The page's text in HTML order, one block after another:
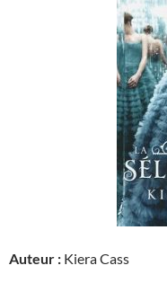
Auteur : Kiera Cass